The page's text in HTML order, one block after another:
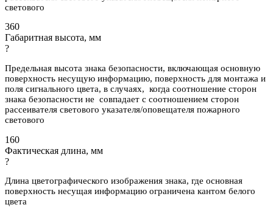
светового
360
Габаритная высота, мм
?
Предельная высота знака безопасности, включающая основную
поверхность несущую информацию, поверхность для монтажа и
поля сигнального цвета, в случаях, когда соотношение сторон
знака безопасности не совпадает с соотношением сторон
рассеивателя светового указателя/оповещателя пожарного
светового
160
Фактическая длина, мм
?
Длина цветографического изображения знака, где основная
поверхность несущая информацию ограничена кантом белого
цвета